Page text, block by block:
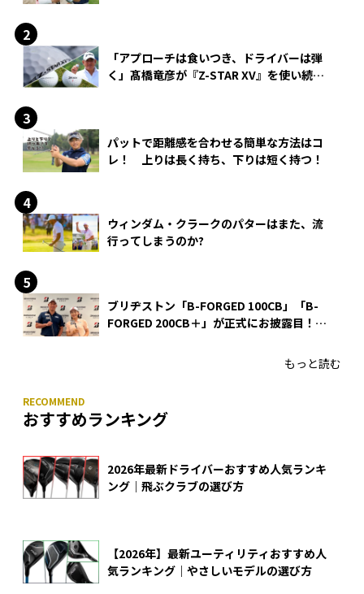
「アプローチは食いつき、ドライバーは弾
く」髙橋竜彦が『Z-STAR XV』を使い続け
パットで距離感を合わせる簡単な方法はコ
レ！ 上りは長く持ち、下りは短く持つ！
ウィンダム・クラークのパターはまた、流
行ってしまうのか?
ブリヂストン「B-FORGED 100CB」「B-
FORGED 200CB＋」が正式にお披露目！
もっと読む
おすすめランキング
2026年最新ドライバーおすすめ人気ランキ
ング｜飛ぶクラブの選び方
【2026年】最新ユーティリティおすすめ人
気ランキング｜やさしいモデルの選び方